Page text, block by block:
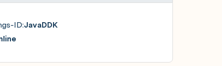
ID:JavaDDK